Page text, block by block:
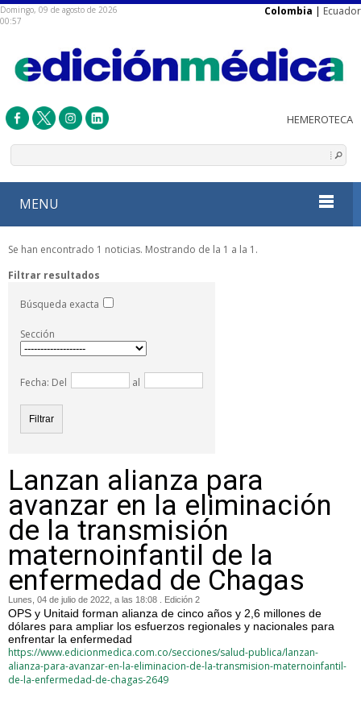
Domingo, 09 de agosto de 2026
00:57
Colombia | Ecuador
MENU
Se han encontrado 1 noticias. Mostrando de la 1 a la 1.
Filtrar resultados
Búsqueda exacta
Sección
Fecha: Del al
Lanzan alianza para
avanzar en la eliminación
de la transmisión
maternoinfantil de la
enfermedad de Chagas
Lunes, 04 de julio de 2022, a las 18:08 . Edición 2
OPS y Unitaid forman alianza de cinco años y 2,6 millones de
dólares para ampliar los esfuerzos regionales y nacionales para
enfrentar la enfermedad
https://www.edicionmedica.com.co/secciones/salud-publica/lanzan-
alianza-para-avanzar-en-la-eliminacion-de-la-transmision-maternoinfantil-
de-la-enfermedad-de-chagas-2649